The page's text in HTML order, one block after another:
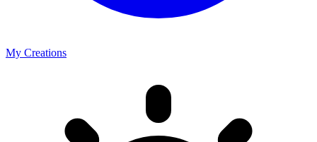
My Creations